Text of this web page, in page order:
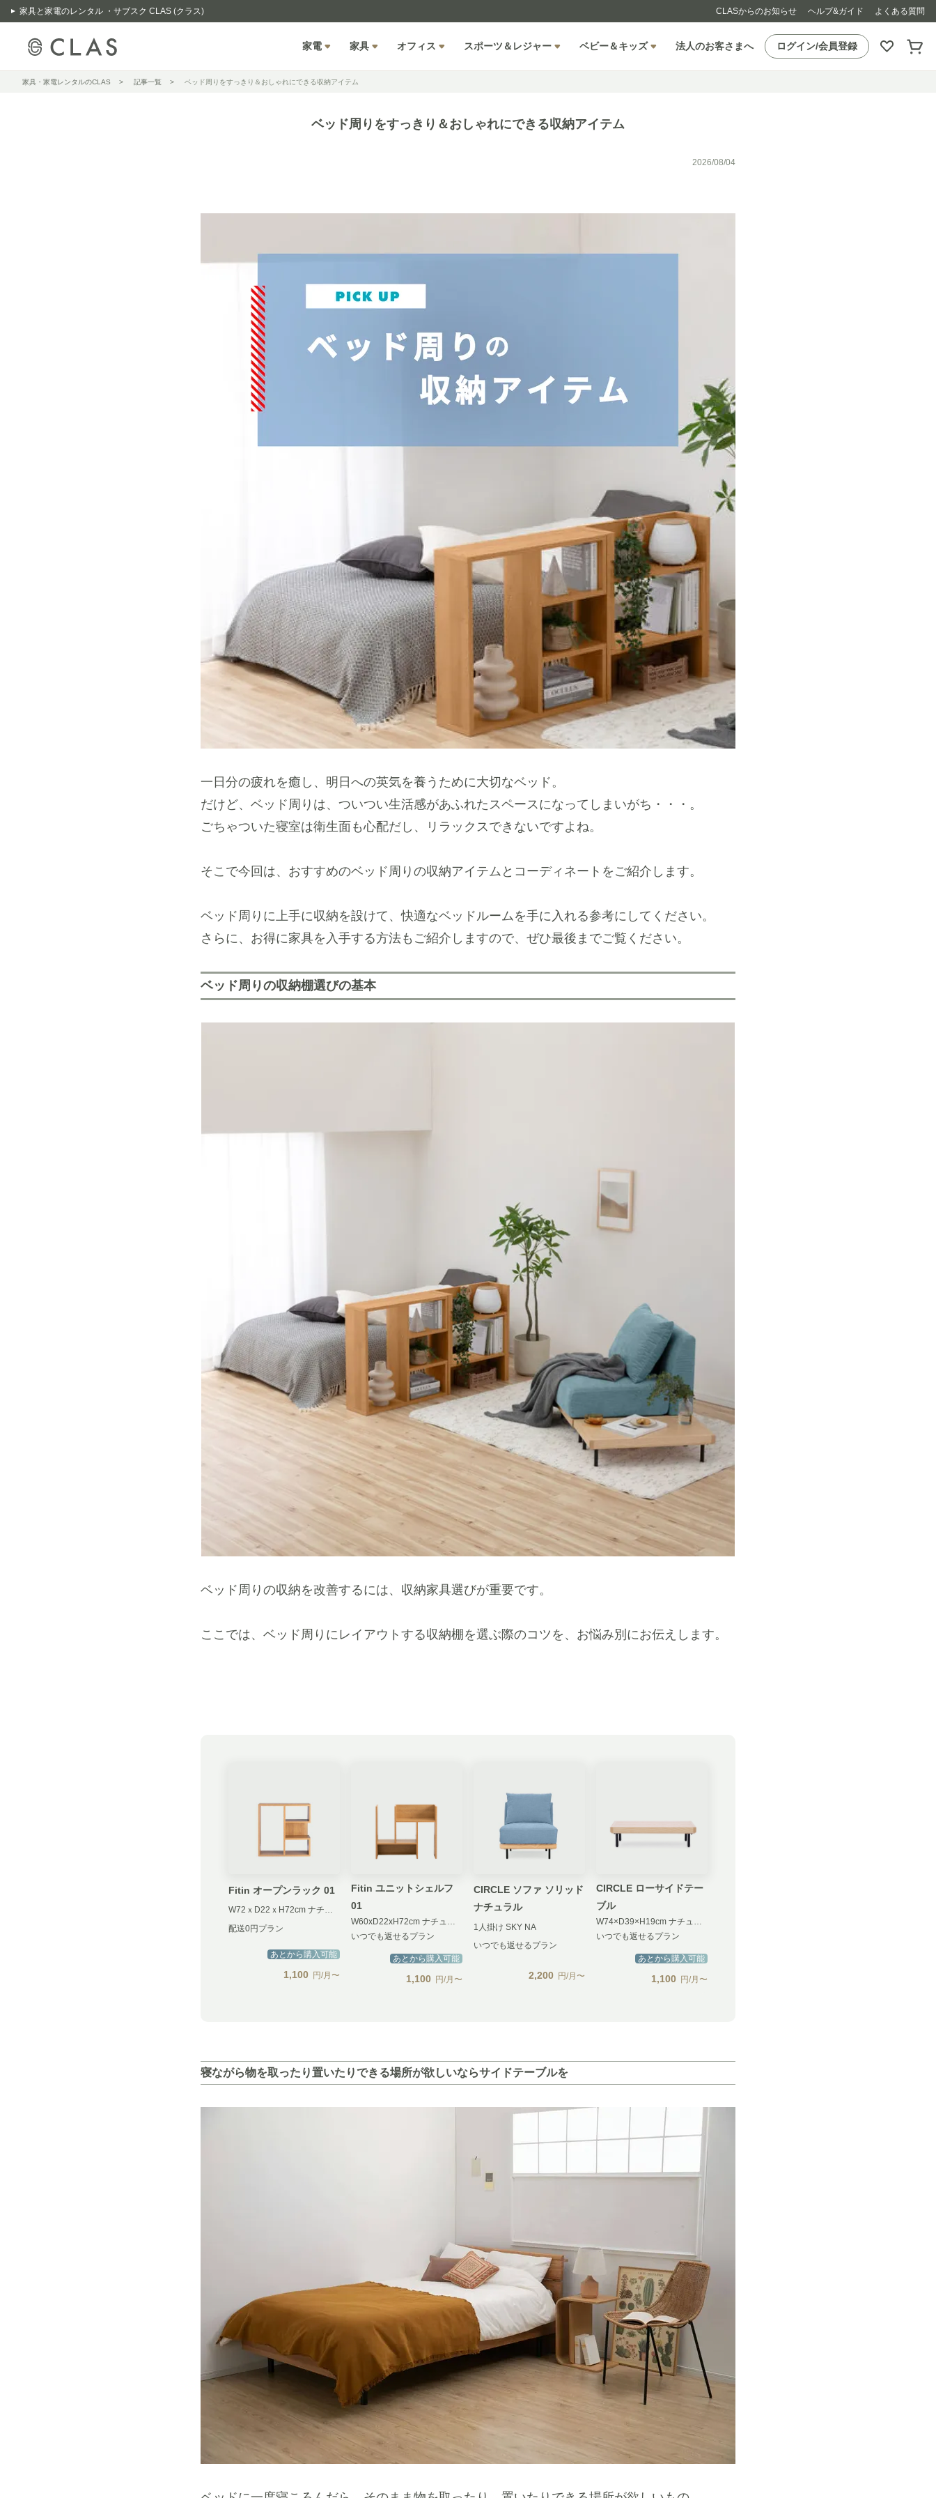
家具と家電のレンタル ・サブスク CLAS (クラス) CLASからのお知らせ ヘルプ&ガイド よくある質問
家電 家具 オフィス スポーツ＆レジャー ベビー＆キッズ 法人のお客さまへ ログイン/会員登録
家具・家電レンタルのCLAS 記事一覧 ベッド周りをすっきり＆おしゃれにできる収納アイテム
ベッド周りをすっきり＆おしゃれにできる収納アイテム
2026/08/04
一日分の疲れを癒し、明日への英気を養うために大切なベッド。
だけど、ベッド周りは、ついつい生活感があふれたスペースになってしまいがち・・・。
ごちゃついた寝室は衛生面も心配だし、リラックスできないですよね。
そこで今回は、おすすめのベッド周りの収納アイテムとコーディネートをご紹介します。
ベッド周りに上手に収納を設けて、快適なベッドルームを手に入れる参考にしてください。
さらに、お得に家具を入手する方法もご紹介しますので、ぜひ最後までご覧ください。
ベッド周りの収納棚選びの基本
ベッド周りの収納を改善するには、収納家具選びが重要です。
ここでは、ベッド周りにレイアウトする収納棚を選ぶ際のコツを、お悩み別にお伝えします。
Fitin オープンラック 01
W72ｘD22ｘH72cm ナチュラル
配送0円プラン
あとから購入可能
1,100 円/月〜
Fitin ユニットシェルフ
01
W60xD22xH72cm ナチュラル
いつでも返せるプラン
あとから購入可能
1,100 円/月〜
CIRCLE ソファ ソリッド
ナチュラル
1人掛け SKY NA
いつでも返せるプラン
2,200 円/月〜
CIRCLE ローサイドテー
ブル
W74×D39×H19cm ナチュラル
いつでも返せるプラン
あとから購入可能
1,100 円/月〜
寝ながら物を取ったり置いたりできる場所が欲しいならサイドテーブルを